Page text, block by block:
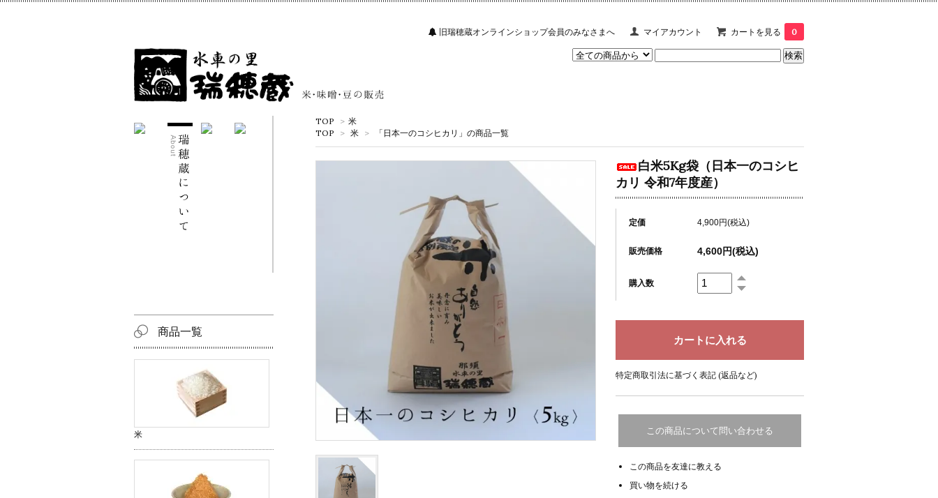
旧瑞穂蔵オンラインショップ会員のみなさまへ マイアカウント カートを見る 0
TOP > 米
TOP
> 米 > 「日本一のコシヒカリ」の商品一覧
白米5Kg袋（日本一のコシヒ
カリ 令和7年度産）
定価 4,900円(税込)
販売価格 4,600円(税込)
購入数
特定商取引法に基づく表記 (返品など)
この商品について問い合わせる
この商品を友達に教える
買い物を続ける
商品一覧
米